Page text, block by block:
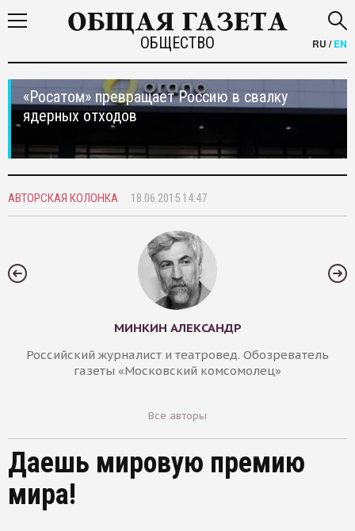
ОБЩЕСТВО RU /EN
«Росатом» превращает Россию в свалку
ядерных отходов
АВТОРСКАЯ КОЛОНКА 18.06.2015 14:47
МИНКИН АЛЕКСАНДР
Российский журналист и театровед. Обозреватель
газеты «Московский комсомолец»
Все авторы
Даешь мировую премию
мира!